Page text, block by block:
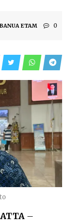
BANUA ETAM 0
–